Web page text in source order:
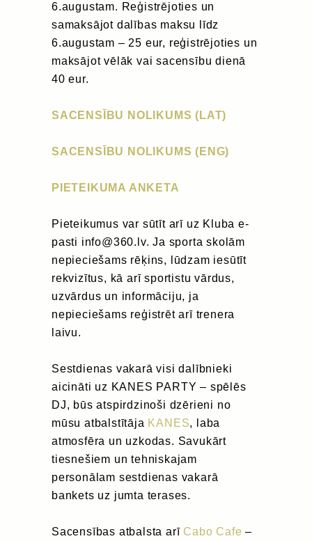
6.augustam. Reģistrējoties un
samaksājot dalības maksu līdz
6.augustam – 25 eur, reģistrējoties un
maksājot vēlāk vai sacensību dienā
40 eur.
SACENSĪBU NOLIKUMS (LAT)
SACENSĪBU NOLIKUMS (ENG)
PIETEIKUMA ANKETA
Pieteikumus var sūtīt arī uz Kluba e-
pasti info@360.lv. Ja sporta skolām
nepieciešams rēķins, lūdzam iesūtīt
rekvizītus, kā arī sportistu vārdus,
uzvārdus un informāciju, ja
nepieciešams reģistrēt arī trenera
laivu.
Sestdienas vakarā visi dalībnieki
aicināti uz KANES PARTY – spēlēs
DJ, būs atspirdzinoši dzērieni no
mūsu atbalstītāja KANES, laba
atmosfēra un uzkodas. Savukārt
tiesnešiem un tehniskajam
personālam sestdienas vakarā
bankets uz jumta terases.
Sacensības atbalsta arīCabo Cafe –